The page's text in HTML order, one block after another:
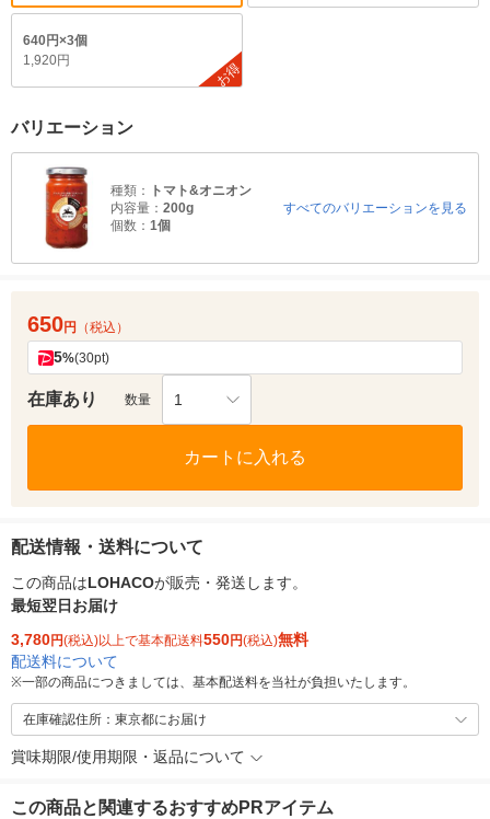
640円×3個
1,920円
お得
バリエーション
種類：
トマト&オニオン
内容量： 200g
個数： 1個
すべてのバリエーションを見る
650円 （税込）
5%(30pt)
在庫あり 数量 1
カートに入れる
配送情報・送料について
この商品はLOHACOが販売・発送します。
最短翌日お届け
3,780円(税込)以上で基本配送料550円(税込)無料
配送料について
※一部の商品につきましては、基本配送料を当社が負担いたします。
在庫確認住所：東京都にお届け
賞味期限/使用期限・返品について
この商品と関連するおすすめPRアイテム